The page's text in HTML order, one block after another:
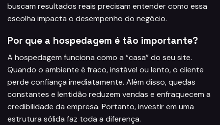
buscam resultados reais precisam entender como essa
escolha impacta o desempenho do negócio.
Por que a hospedagem é tão importante?
A hospedagem funciona como a “casa” do seu site.
Quando o ambiente é fraco, instável ou lento, o cliente
perde confiança imediatamente. Além disso, quedas
constantes e lentidão reduzem vendas e enfraquecem a
credibilidade da empresa. Portanto, investir em uma
estrutura sólida faz toda a diferença.